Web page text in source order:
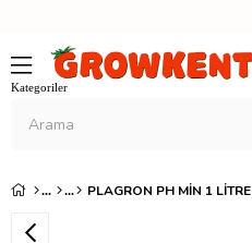
PLAGRON PH MIN 1 LITRE